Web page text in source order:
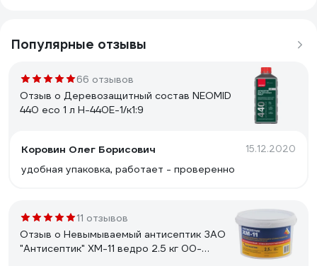
Популярные отзывы
66 отзывов
Отзыв о Деревозащитный состав NEOMID
440 eco 1 л Н-440E-1/к1:9
Коровин Олег Борисович 15.12.2020
удобная упаковка, работает - проверенно
11 отзывов
Отзыв о Невымываемый антисептик ЗАО
"Антисептик" ХМ-11 ведро 2.5 кг 00-